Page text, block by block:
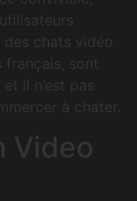
des chats vidéo
sont
il n’est pas
à chater.
Video